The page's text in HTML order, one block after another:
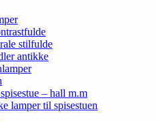
stilfulde
antikke
– hall m.m
lamper til spisestuen